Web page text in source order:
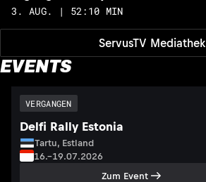
ServusTV Mediathek
3. AUG. | 52:10 MIN
EVENTS
VERGANGEN
Delfi Rally Estonia
Tartu, Estland
16.–19.07.2026
Zum Event